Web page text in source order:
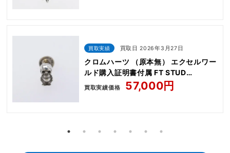
買取実績 買取日 2026年3月27日
クロムハーツ （原本無） エクセルワー
ルド購入証明書付属 FT STUD
DELFINO TINY
買取実績価格 57,000円